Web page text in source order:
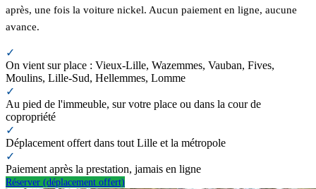
après, une fois la voiture nickel. Aucun paiement en ligne, aucune
avance.
✓
On vient sur place : Vieux-Lille, Wazemmes, Vauban, Fives,
Moulins, Lille-Sud, Hellemmes, Lomme
✓
Au pied de l'immeuble, sur votre place ou dans la cour de
copropriété
✓
Déplacement offert dans tout Lille et la métropole
✓
Paiement après la prestation, jamais en ligne
Réserver (déplacement offert)